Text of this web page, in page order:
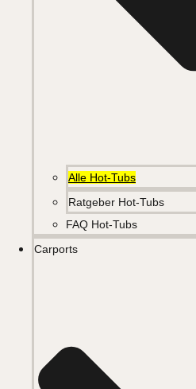
Alle Hot-Tubs
Ratgeber Hot-Tubs
FAQ Hot-Tubs
Carports